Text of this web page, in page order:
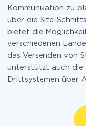
Kommunikation zu
über die Site-
bietet die
verschiedenen
das Versenden von
unterstützt auch die
Drittsystemen über